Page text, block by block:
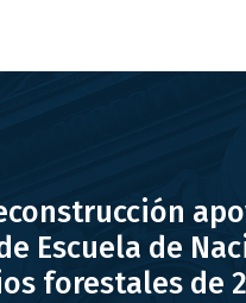
Escuela de
forestales de